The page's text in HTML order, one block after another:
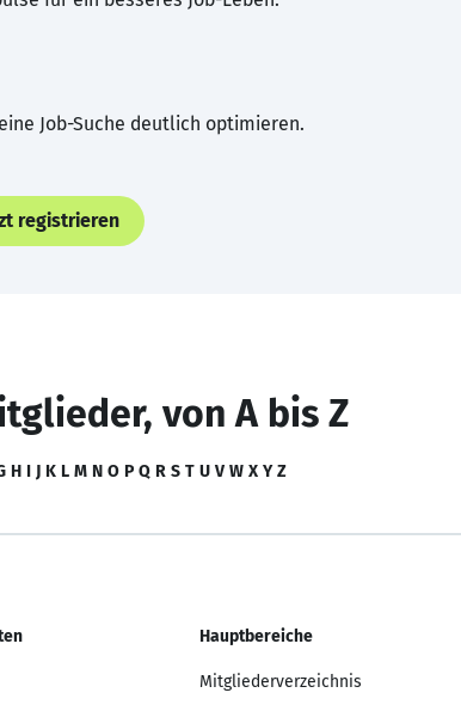
Job-Suche deutlich optimieren.
registrieren
von A bis Z
H I J K L M N O P Q R S T U V W X Y Z
Hauptbereiche
Mitgliederverzeichnis